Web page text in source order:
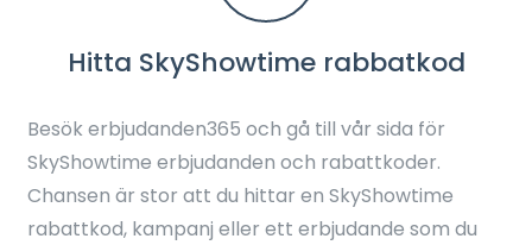
Hitta SkyShowtime rabbatkod
Besök erbjudanden365 och gå till vår sida för
SkyShowtime erbjudanden och rabattkoder.
Chansen är stor att du hittar en SkyShowtime
rabattkod, kampanj eller ett erbjudande som du